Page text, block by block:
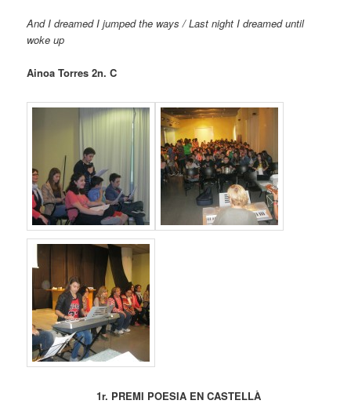
And I dreamed I jumped the ways /Last night I dreamed until
woke up
Ainoa Torres 2n. C
1r. PREMI POESIA EN CASTELLÀ